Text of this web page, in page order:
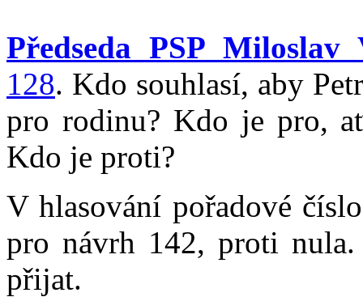
Předseda PSP Miloslav
128. Kdo souhlasí, aby
pro rodinu? Kdo je pro,
Kdo je proti?
V hlasování pořadové
pro návrh 142, proti
přijat.